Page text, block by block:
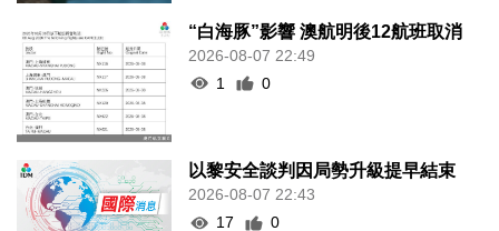
“白海豚”影響 澳航明後12航班取消
2026-08-07 22:49
1
0
以黎安全談判因局勢升級提早結束
2026-08-07 22:43
17
0